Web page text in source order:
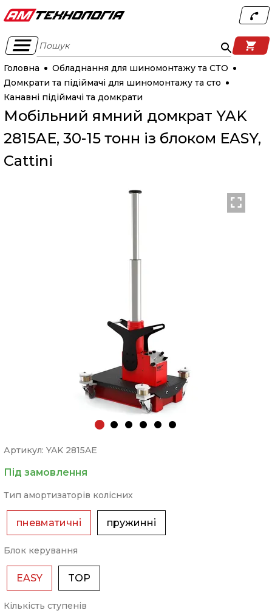
Пошук
Головна
Обладнання для шиномонтажу та СТО
Домкрати та підіймачі для шиномонтажу та сто
Канавні підіймачі та домкрати
Мобільний ямний домкрат YAK
2815AE, 30-15 тонн із блоком EASY,
Cattini
Артикул: YAK 2815AE
Під замовлення
Тип амортизаторів колісних
пневматичні пружинні
Блок керування
EASY TOP
Кількість ступенів